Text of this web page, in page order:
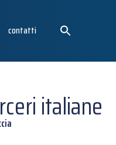
contatti
italiane